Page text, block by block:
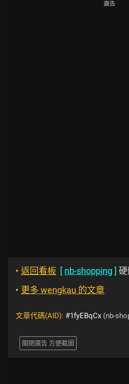
廣告
‣ 返回看板 [ nb-shopping ]
‣ 更多 wengkau 的文章
文章代碼(AID): #1fyEBqCx (nb-
關閉廣告 方便截圖